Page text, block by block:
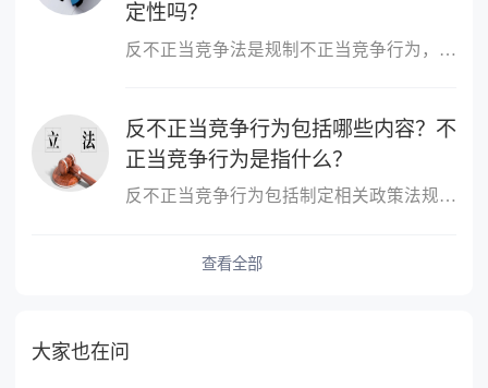
定性吗？
反不正当竞争法是规制不正当竞争行为，维护市场竞争秩序和市场主体...
反不正当竞争行为包括哪些内容？不
正当竞争行为是指什么？
反不正当竞争行为包括制定相关政策法规，鼓励社会监督，对不正当竞...
查看全部
大家也在问